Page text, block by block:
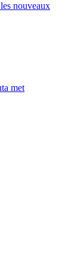
nouveaux
met